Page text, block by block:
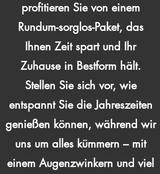
profitieren Sie von einem
Rundum-sorglos-Paket, das
Ihnen Zeit spart und Ihr
Zuhause in Bestform hält.
Stellen Sie sich vor, wie
entspannt Sie die Jahreszeiten
genießen können, während wir
uns um alles kümmern – mit
einem Augenzwinkern und viel